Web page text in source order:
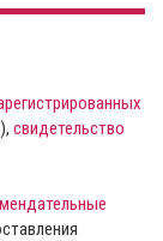
свидетельство